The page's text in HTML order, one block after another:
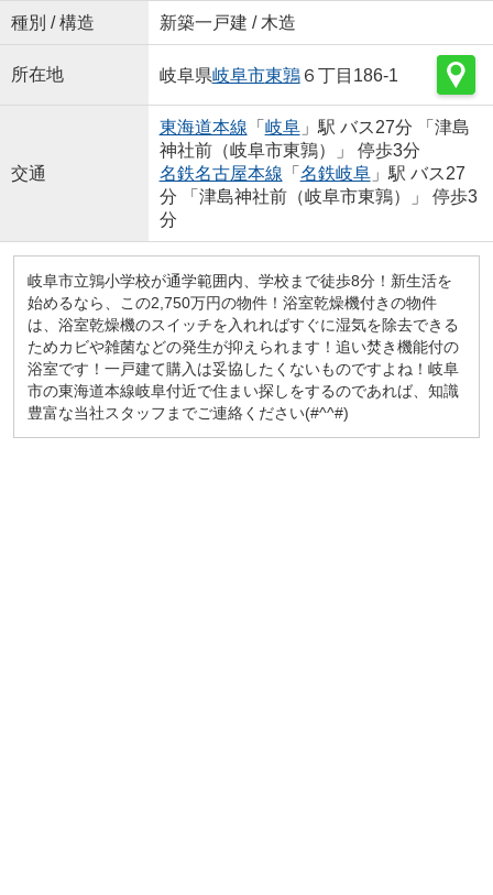
種別 / 構造 新築一戸建 / 木造
所在地 岐阜県岐阜市東鶉６丁目186-1
交通
東海道本線 「 岐阜」駅 バス27分 「津島
神社前（岐阜市東鶉）」 停歩3分
名鉄名古屋本線 「 名鉄岐阜」駅 バス27
分 「津島神社前（岐阜市東鶉）」 停歩3
分
岐阜市立鶉小学校が通学範囲内、学校まで徒歩8分！新生活を
始めるなら、この2,750万円の物件！浴室乾燥機付きの物件
は、浴室乾燥機のスイッチを入れればすぐに湿気を除去できる
ためカビや雑菌などの発生が抑えられます！追い焚き機能付の
浴室です！一戸建て購入は妥協したくないものですよね！岐阜
市の東海道本線岐阜付近で住まい探しをするのであれば、知識
豊富な当社スタッフまでご連絡ください(#^^#)